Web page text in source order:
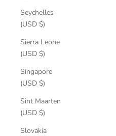
Seychelles
(USD $)
Sierra Leone
(USD $)
Singapore
(USD $)
Sint Maarten
(USD $)
Slovakia